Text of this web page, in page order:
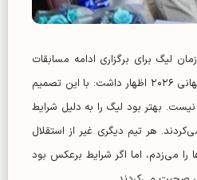
لیگ برای برگزاری ادامه مسابقات
لیگ برتر فوتبال پس از جام جهانی ۲۰۲۶ اظهار داشت: با این تصمیم
بهتر بود لیگ را به دلیل شرایط
هر تیم دیگری غیر از استقلال
می‌زدم، اما اگر شرایط برعکس بود